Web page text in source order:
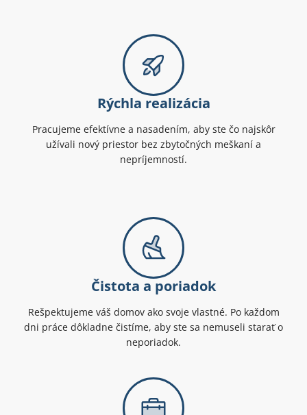
Rýchla realizácia
Pracujeme efektívne a nasadením, aby ste čo najskôr
užívali nový priestor bez zbytočných meškaní a
nepríjemností.
Čistota a poriadok
Rešpektujeme váš domov ako svoje vlastné. Po každom
dni práce dôkladne čistíme, aby ste sa nemuseli starať o
neporiadok.